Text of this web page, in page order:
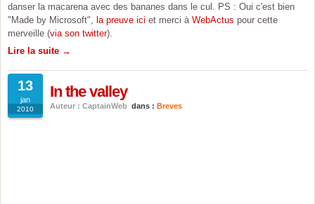
danser la macarena avec des bananes dans le cul. PS : Oui c'est bien
"Made by Microsoft", la preuve ici et merci à WebActus pour cette
merveille (via son twitter).
Lire la suite →
13
jan
2010
In the valley
Auteur : CaptainWeb dans : Breves